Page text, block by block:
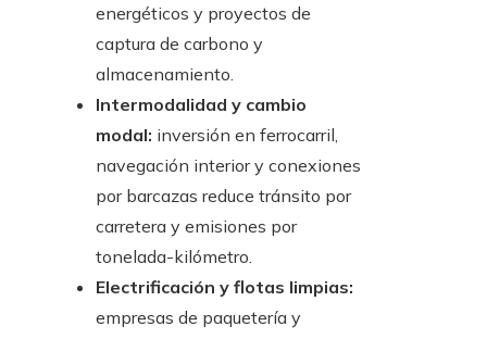
energéticos y proyectos de
captura de carbono y
almacenamiento.
Intermodalidad y cambio
modal: inversión en ferrocarril,
navegación interior y conexiones
por barcazas reduce tránsito por
carretera y emisiones por
tonelada-kilómetro.
Electrificación y flotas limpias:
empresas de paquetería y